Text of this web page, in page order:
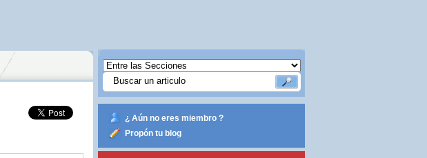
¿ Aún no eres miembro ?
Propón tu blog